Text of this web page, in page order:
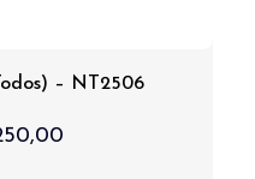
– NT2506